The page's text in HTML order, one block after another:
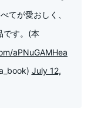
てが愛おしく、
です。(本
aPNuGAMHea
July 12,